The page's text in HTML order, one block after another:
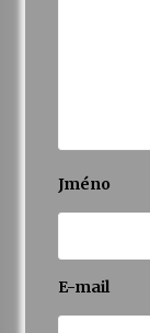
Jméno
E-mail